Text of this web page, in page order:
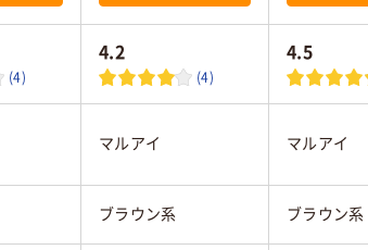
(4)
4.2
(4)
4.5
マルアイ マルアイ
ブラウン系 ブラウン系